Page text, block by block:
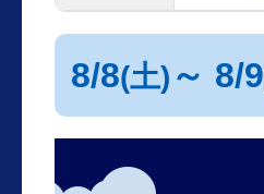
8/8(土) ～ 8/9